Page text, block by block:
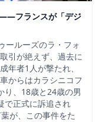
フランスが「デジ
ールーズのラ・フォ
引が絶えず、過去に
年者1人が撃たれ、
からはカラシニコフ
り、18歳と24歳の男
で正式に訴追され
が、この事件をた